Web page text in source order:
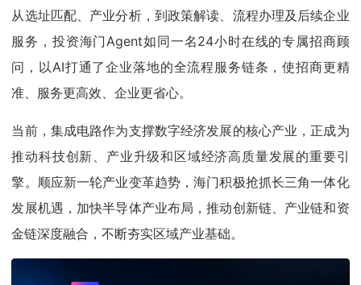
从选址匹配、产业分析，到政策解读、流程办理及后续企业
服务，投资海门Agent如同一名24小时在线的专属招商顾
问，以AI打通了企业落地的全流程服务链条，使招商更精
准、服务更高效、企业更省心。
当前，集成电路作为支撑数字经济发展的核心产业，正成为
推动科技创新、产业升级和区域经济高质量发展的重要引
擎。顺应新一轮产业变革趋势，海门积极抢抓长三角一体化
发展机遇，加快半导体产业布局，推动创新链、产业链和资
金链深度融合，不断夯实区域产业基础。